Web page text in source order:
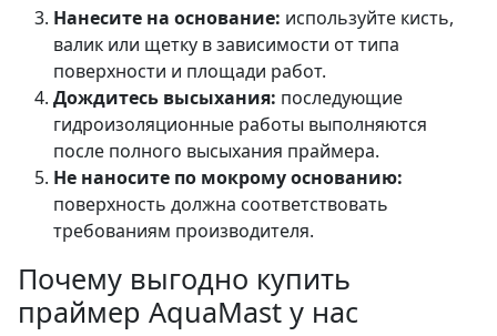
Нанесите на основание: используйте кисть,
валик или щетку в зависимости от типа
поверхности и площади работ.
Дождитесь высыхания: последующие
гидроизоляционные работы выполняются
после полного высыхания праймера.
Не наносите по мокрому основанию:
поверхность должна соответствовать
требованиям производителя.
Почему выгодно купить
праймер AquaMast у нас